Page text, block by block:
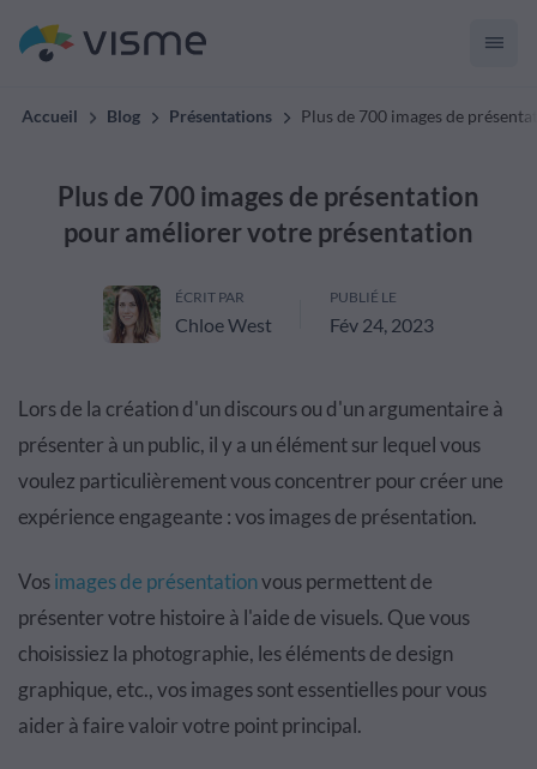
Accueil Blog Présentations Plus de 700 images de
Plus de 700 images de présentation
pour améliorer votre présentation
ÉCRIT PAR
Chloe West
PUBLIÉ LE
Fév 24, 2023
Lors de la création d'un discours ou d'un argumentaire à
présenter à un public, il y a un élément sur lequel vous
voulez particulièrement vous concentrer pour créer une
expérience engageante : vos images de présentation.
Vosimages de présentationvous permettent de
présenter votre histoire à l'aide de visuels. Que vous
choisissiez la photographie, les éléments de design
graphique, etc., vos images sont essentielles pour vous
aider à faire valoir votre point principal.